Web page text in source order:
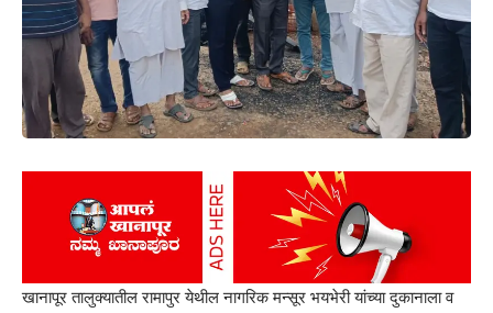
खानापूर तालुक्यातील रामापुर येथील नागरिक मन्सूर भयभेरी यांच्या दुकानाला व